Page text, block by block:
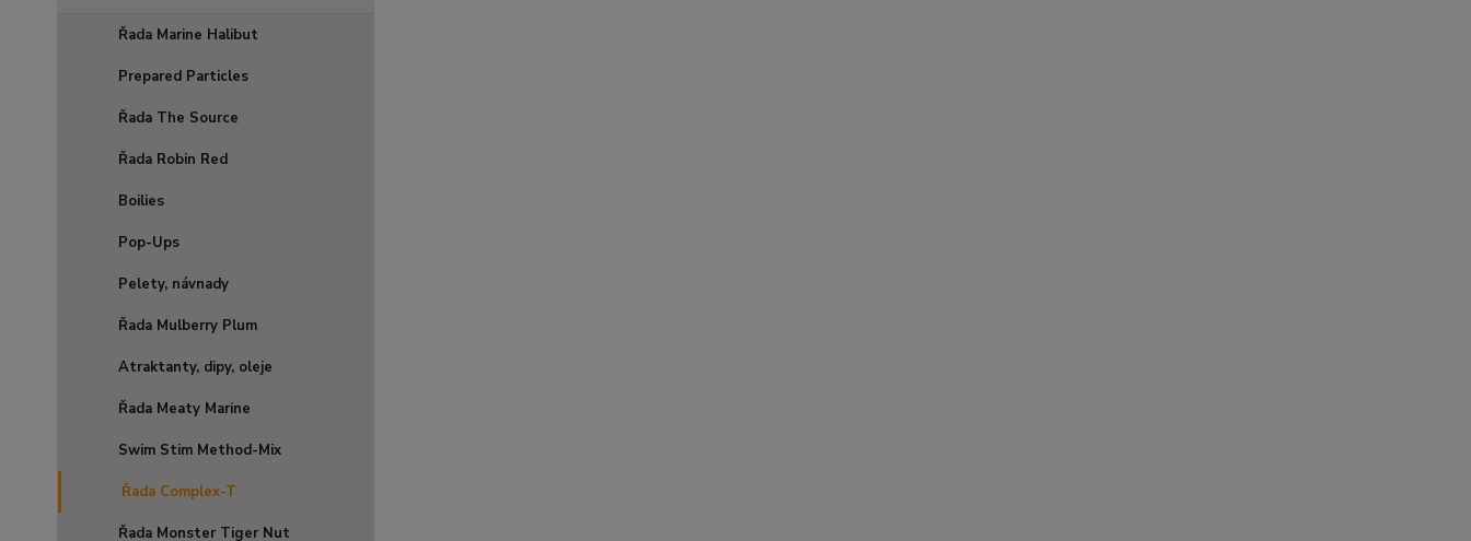
Řada Marine Halibut
Prepared Particles
Řada The Source
Řada Robin Red
Boilies
Pop-Ups
Pelety, návnady
Řada Mulberry Plum
Atraktanty, dipy, oleje
Řada Meaty Marine
Swim Stim Method-Mix
Řada Complex-T
Řada Monster Tiger Nut